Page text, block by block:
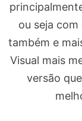
ou seja
também e
Visual mais
versão